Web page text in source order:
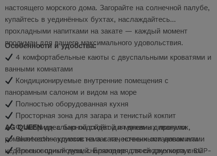
настоящего морского дома. Загорайте на солнечной палубе,
купайтесь в уединённых бухтах, наслаждайтесь
прохладными напитками на закате — каждый момент
продуман для вашего максимального удовольствия.
Особенности и удобства:
4 комфортабельные каюты с двуспальными кроватями и
ванными комнатами
Кондиционируемые внутренние помещения с
панорамным салоном и видом на море
Полностью оборудованная кухня
Просторная зона для загара и тенистый кокпит
Флайбридж с барной стойкой и мягкими диванами
Bluetooth-аудиосистема с качественными динамиками
Пресноводный душ, снаряжение для сноркелинга и SUP-
AG QUEENидеально подойдёт для дневных прогулок,
романтических круизов на закате, ночных остановок или
недельных приключений. Благодаря своей двухкорпусной